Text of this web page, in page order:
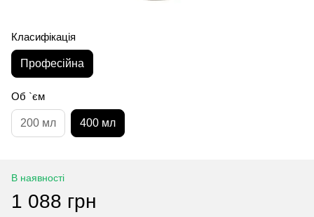
Класифікація
Професійна
Об `єм
200 мл 400 мл
В наявності
1 088 грн